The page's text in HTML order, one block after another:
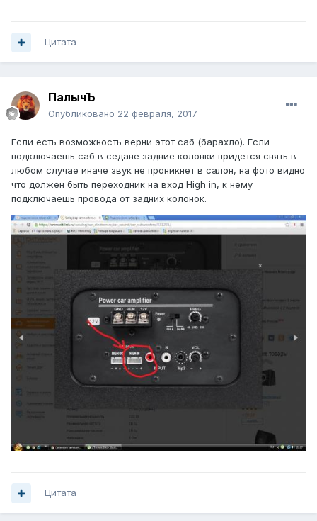
Цитата
ПалычЪ
Опубликовано 22 февраля, 2017
Если есть возможность верни этот саб (барахло). Если
подключаешь саб в седане задние колонки придется снять в
любом случае иначе звук не проникнет в салон, на фото видно
что должен быть переходник на вход High in, к нему
подключаешь провода от задних колонок.
Цитата